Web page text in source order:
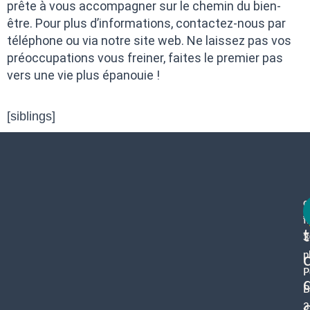
prête à vous accompagner sur le chemin du bien-
être. Pour plus d’informations, contactez-nous par
téléphone ou via notre site web. Ne laissez pas vos
préoccupations vous freiner, faites le premier pas
vers une vie plus épanouie !
[siblings]